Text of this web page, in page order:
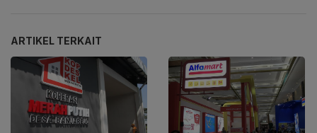
ARTIKEL TERKAIT